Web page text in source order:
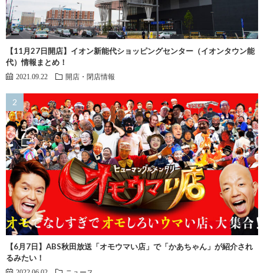
【11月27日開店】イオン新能代ショッピングセンター（イオンタウン能
代）情報まとめ！
2021.09.22 開店・閉店情報
【6月7日】ABS秋田放送「オモウマい店」で「かあちゃん」が紹介され
るみたい！